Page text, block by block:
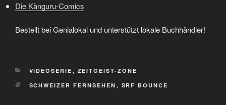
Die Känguru-Comics
Bestellt bei Genialokal und unterstützt lokale Buchhändler!
KATEGORIEN
VIDEOSERIE , ZEITGEIST-ZONE
SCHLAGWÖRTER
SCHWEIZER FERNSEHEN , SRF BOUNCE